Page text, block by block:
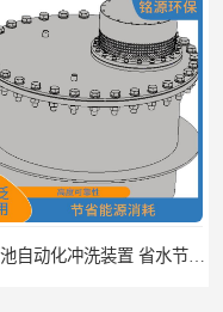
调蓄池自动化冲洗装置 省水节能 提高工作效率